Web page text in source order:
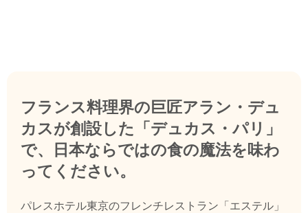
フランス料理界の巨匠アラン・デュ
カスが創設した「デュカス・パリ」
で、日本ならではの食の魔法を味わ
ってください。
パレスホテル東京のフレンチレストラン「エステル」